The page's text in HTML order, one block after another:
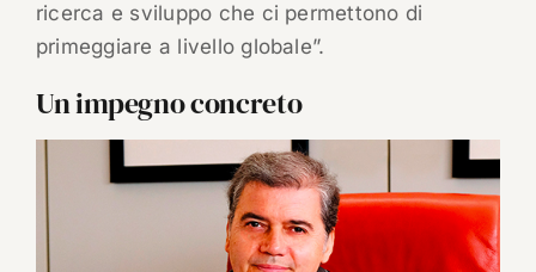
ricerca e sviluppo che ci permettono di
primeggiare a livello globale”.
Un impegno concreto